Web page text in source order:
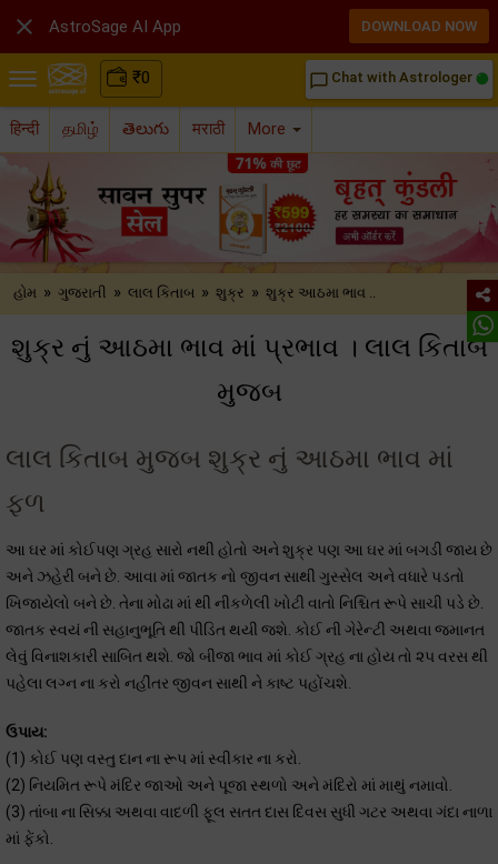
₹0 chat_bubble_outline Chat with Astrologer
हिन्दी தமிழ் తెలుగు मराठी More
હોમ » ગુજરાતી » લાલ કિતાબ » શુક્ર » શુક્ર આઠમા ભાવ ..
શુક્ર નું આઠમા ભાવ માં પ્રભાવ । લાલ કિતાબ
મુજબ
લાલ કિતાબ મુજબ શુક્ર નું આઠમા ભાવ માં
ફળ
આ ઘર માં કોઈપણ ગ્રહ સારો નથી હોતો અને શુક્ર પણ આ ઘર માં બગડી જાય છે
અને ઝહેરી બને છે. આવા માં જાતક નો જીવન સાથી ગુસ્સેલ અને વધારે પડતો
ખિજાયેલો બને છે. તેના મોઢા માં થી નીકળેલી ખોટી વાતો નિશ્ચિત રૂપે સાચી પડે છે.
જાતક સ્વયં ની સહાનુભૂતિ થી પીડિત થયી જશે. કોઈ ની ગેરેન્ટી અથવા જમાનત
લેવું વિનાશકારી સાબિત થશે. જો બીજા ભાવ માં કોઈ ગ્રહ ના હોય તો ૨૫ વરસ થી
પહેલા લગ્ન ના કરો નહીંતર જીવન સાથી ને કાષ્ટ પહોંચશે.
ઉપાય:
(1) કોઈ પણ વસ્તુ દાન ના રૂપ માં સ્વીકાર ના કરો.
(2) નિયમિત રૂપે મંદિર જાઓ અને પૂજા સ્થળો અને મંદિરો માં માથું નમાવો.
(3) તાંબા ના સિક્કા અથવા વાદળી ફૂલ સતત દાસ દિવસ સુધી ગટર અથવા ગંદા નાળા
માં ફેંકો.
 AstroSage AI App DOWNLOAD NOW